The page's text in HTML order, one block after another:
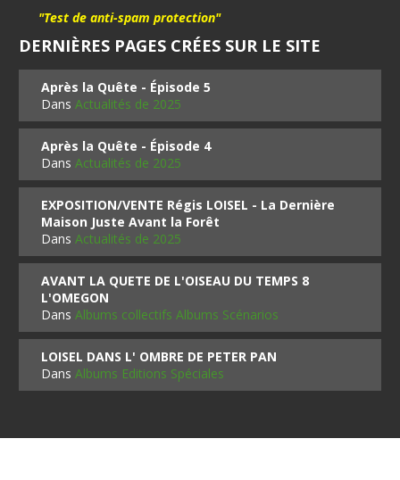
"Test de anti-spam protection"
DERNIÈRES PAGES CRÉES SUR LE SITE
Après la Quête - Épisode 5
DansActualités de 2025
Après la Quête - Épisode 4
DansActualités de 2025
EXPOSITION/VENTE Régis LOISEL - La Dernière
Maison Juste Avant la Forêt
DansActualités de 2025
AVANT LA QUETE DE L'OISEAU DU TEMPS 8
L'OMEGON
DansAlbums collectifs Albums Scénarios
LOISEL DANS L' OMBRE DE PETER PAN
DansAlbums Editions Spéciales